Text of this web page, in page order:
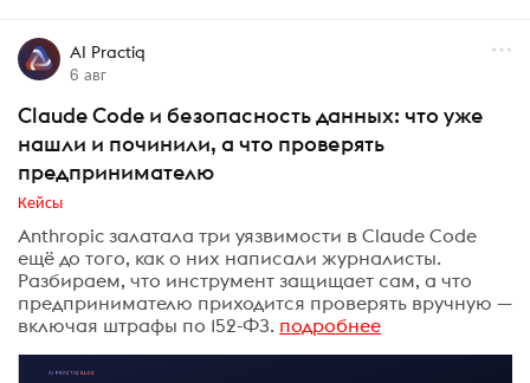
AI Practiq
6 авг
Claude Code и безопасность данных: что уже
нашли и починили, а что проверять
предпринимателю
Кейсы
Anthropic залатала три уязвимости в Claude Code
ещё до того, как о них написали журналисты.
Разбираем, что инструмент защищает сам, а что
предпринимателю приходится проверять вручную —
включая штрафы по 152-ФЗ. подробнее